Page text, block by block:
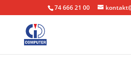
74 666 21 00